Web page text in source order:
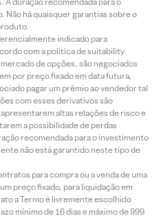
há quaisquer garantias sobre o
indicado para
com a política de suitability
de opções, são negociados
por preço fixado em data futura,
pagar um prêmio ao vendedor tal
com esses derivativos são
altas relações de risco e
a possibilidade de perdas
recomendada para o investimento
não está garantido neste tipo de
para compra ou a venda de uma
preço fixado, para liquidação em
a Termo é livremente escolhido
mínimo de 16 dias e máximo de 999